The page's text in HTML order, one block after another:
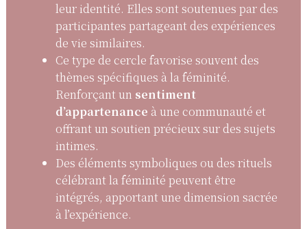
leur identité. Elles sont soutenues par des
participantes partageant des expériences
de vie similaires.
Ce type de cercle favorise souvent des
thèmes spécifiques à la féminité.
Renforçant un sentiment
d’appartenance à une communauté et
offrant un soutien précieux sur des sujets
intimes.
Des éléments symboliques ou des rituels
célébrant la féminité peuvent être
intégrés, apportant une dimension sacrée
à l’expérience.